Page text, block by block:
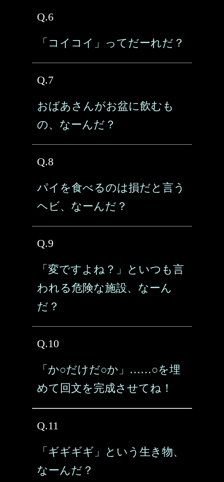
Q.6
「コイコイ」ってだーれだ？
Q.7
おばあさんがお盆に飲むも
の、なーんだ？
Q.8
パイを食べるのは損だと言う
ヘビ、なーんだ？
Q.9
「変ですよね？」といつも言
われる危険な施設、なーん
だ？
Q.10
「か○だけだ○か」……○を埋
めて回文を完成させてね！
Q.11
「ギギギギ」という生き物、
なーんだ？